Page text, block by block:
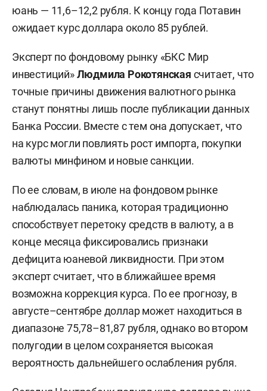
юань — 11,6–12,2 рубля. К концу года Потавин
ожидает курс доллара около 85 рублей.
Эксперт по фондовому рынку «БКС Мир
инвестиций»Людмила Рокотянская считает, что
точные причины движения валютного рынка
станут понятны лишь после публикации данных
Банка России. Вместе с тем она допускает, что
на курс могли повлиять рост импорта, покупки
валюты минфином и новые санкции.
По ее словам, в июле на фондовом рынке
наблюдалась паника, которая традиционно
способствует перетоку средств в валюту, а в
конце месяца фиксировались признаки
дефицита юаневой ликвидности. При этом
эксперт считает, что в ближайшее время
возможна коррекция курса. По ее прогнозу, в
августе–сентябре доллар может находиться в
диапазоне 75,78–81,87 рубля, однако во втором
полугодии в целом сохраняется высокая
вероятность дальнейшего ослабления рубля.